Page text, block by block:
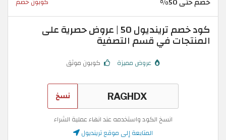
كود خصم ترينديول 50 | عروض حصرية على
المنتجات في قسم التصفية
عروض مميزة كوبون موثق
نسخ
انسخ الكود واستخدمه عند انهاء عملية الشراء
المتابعة إلى موقع ترينديول